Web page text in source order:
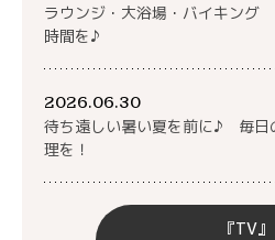
ラウンジ・大浴場・バイキング
時間を♪
2026.06.30
待ち遠しい暑い夏を前に♪ 毎日
理を！
『TV』